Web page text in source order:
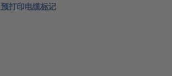
预打印电缆标记